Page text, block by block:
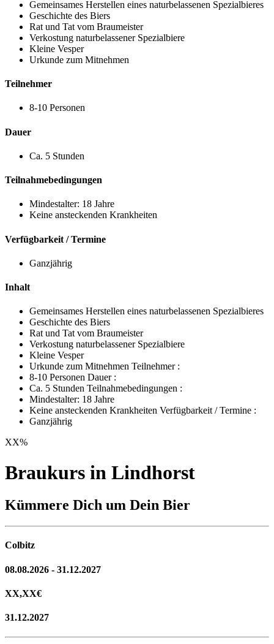
Gemeinsames Herstellen eines naturbelassenen Spezialbieres
Geschichte des Biers
Rat und Tat vom Braumeister
Verkostung naturbelassener Spezialbiere
Kleine Vesper
Urkunde zum Mitnehmen
Teilnehmer
8-10 Personen
Dauer
Ca. 5 Stunden
Teilnahmebedingungen
Mindestalter: 18 Jahre
Keine ansteckenden Krankheiten
Verfügbarkeit / Termine
Ganzjährig
Inhalt
Gemeinsames Herstellen eines naturbelassenen Spezialbieres
Geschichte des Biers
Rat und Tat vom Braumeister
Verkostung naturbelassener Spezialbiere
Kleine Vesper
Urkunde zum Mitnehmen Teilnehmer :
8-10 Personen Dauer :
Ca. 5 Stunden Teilnahmebedingungen :
Mindestalter: 18 Jahre
Keine ansteckenden Krankheiten Verfügbarkeit / Termine :
Ganzjährig
XX%
Braukurs in Lindhorst
Kümmere Dich um Dein Bier
Colbitz
08.08.2026 - 31.12.2027
XX,XX€
31.12.2027